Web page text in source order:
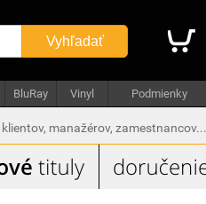
Vyhľadať
BluRay Vinyl Podmienky
manažérov, zamestnancov...